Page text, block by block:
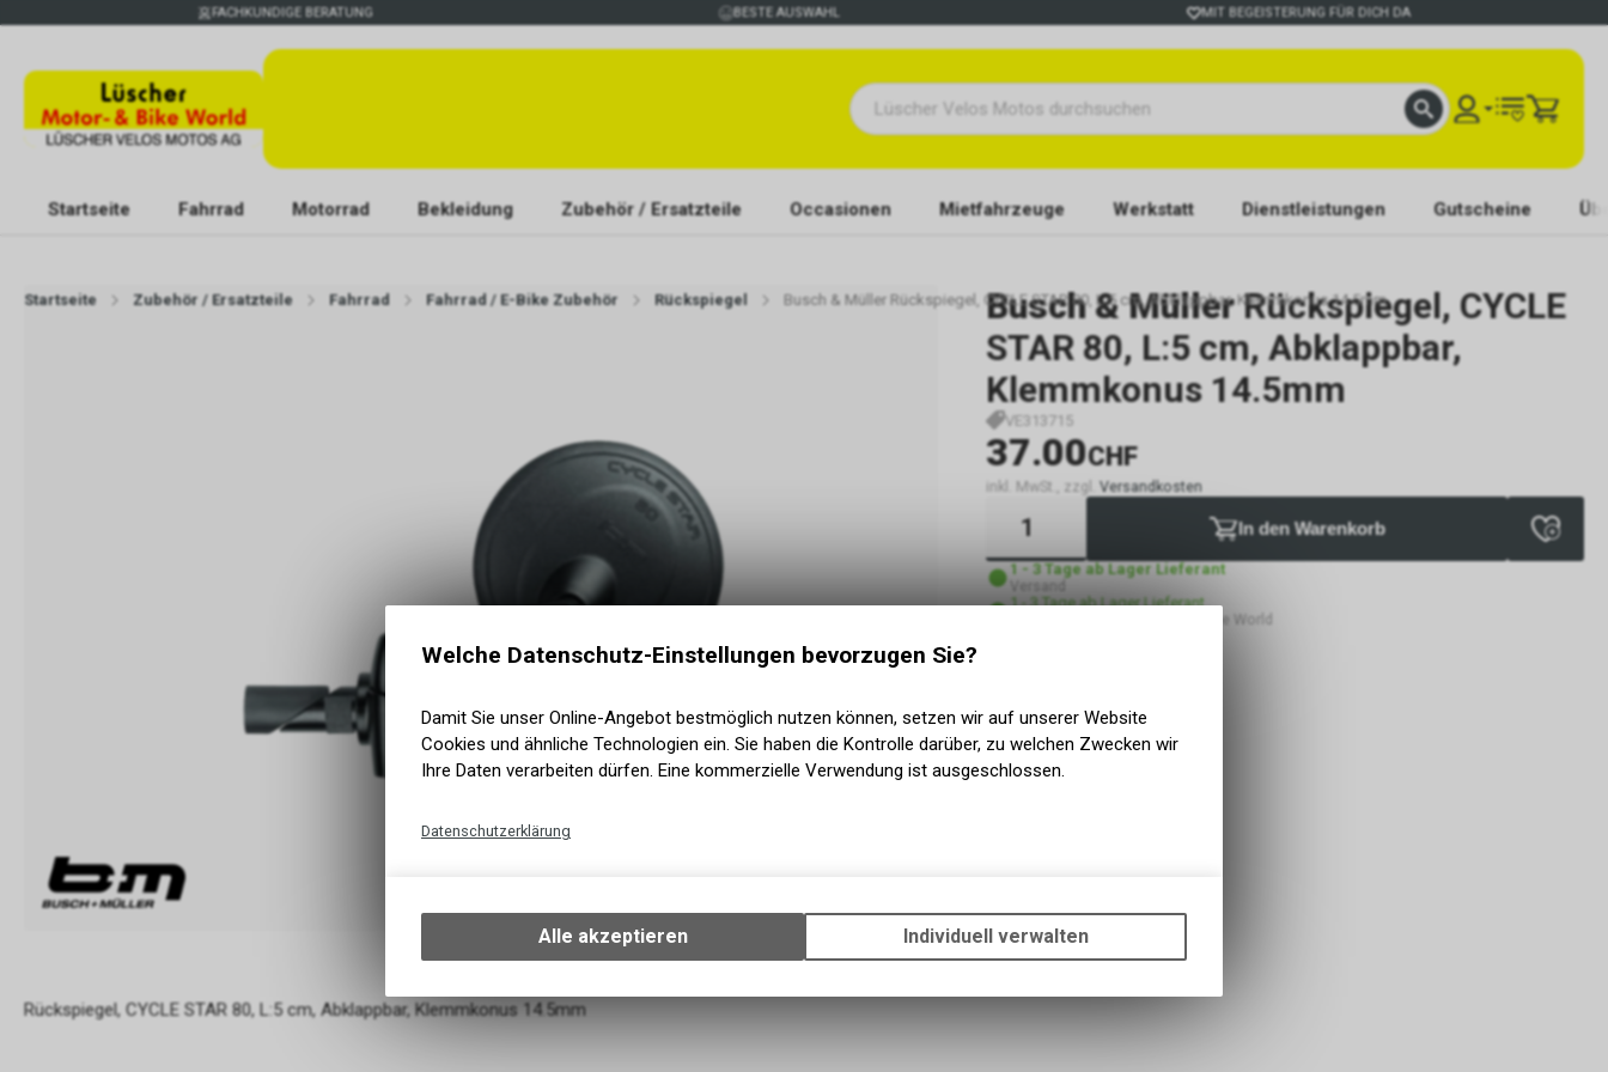
FACHKUNDIGE BERATUNG BESTE AUSWAHL MIT BEGEISTERUNG FÜR DICH DA
Startseite Fahrrad Motorrad Bekleidung Zubehör / Ersatzteile Occasionen Mietfahrzeuge Werkstatt Dienstleistungen Gutscheine
Startseite Zubehör / Ersatzteile Fahrrad Fahrrad / E-Bike Zubehör Rückspiegel Busch & Müller Rückspiegel, CYCLE STAR 80, L:5 cm, Abklappbar, Klemmkonus 14.5mm
Busch & Müller Rückspiegel, CYCLE
STAR 80, L:5 cm, Abklappbar,
Klemmkonus 14.5mm
VE313715
37.00CHF
inkl. MwSt., zzgl. Versandkosten
In den Warenkorb
1 - 3 Tage ab Lager Lieferant
Versand
1 - 3 Tage ab Lager Lieferant
Abholung Lüscher Motor- & Bike World
Rückspiegel, CYCLE STAR 80, L:5 cm, Abklappbar, Klemmkonus 14.5mm
Welche Datenschutz-Einstellungen bevorzugen Sie?
Damit Sie unser Online-Angebot bestmöglich nutzen können, setzen wir auf unserer Website
Cookies und ähnliche Technologien ein. Sie haben die Kontrolle darüber, zu welchen Zwecken wir
Ihre Daten verarbeiten dürfen. Eine kommerzielle Verwendung ist ausgeschlossen.
Datenschutzerklärung
Ihrem Gerät, um die grundlegenden Funktionen unseres Online-Angebots, wie die
Verwendung des Warenkorbs, zu ermöglichen. Bitte beachten Sie, dass die
zulassen.
Alle akzeptieren Individuell verwalten